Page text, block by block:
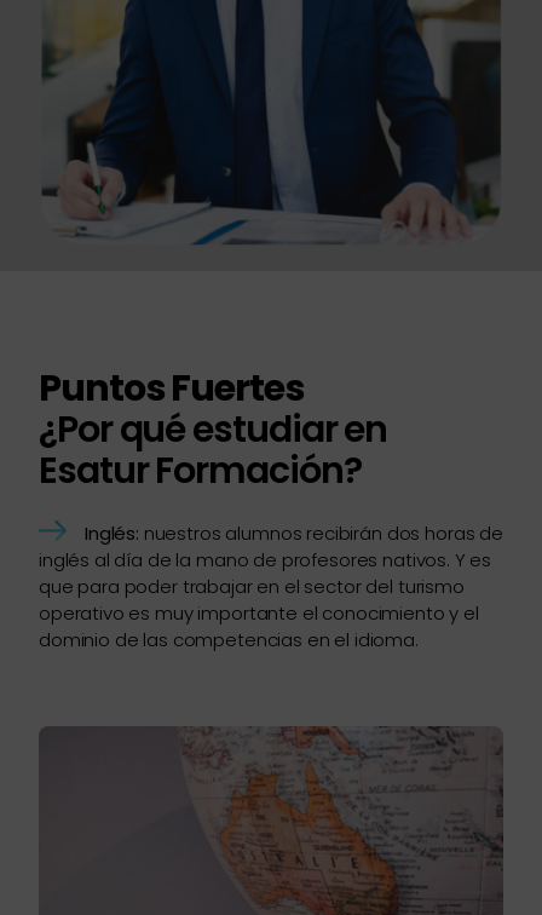
Puntos Fuertes
¿Por qué estudiar en
Esatur Formación?
Inglés: nuestros alumnos recibirán dos horas de
inglés al día de la mano de profesores nativos. Y es
que para poder trabajar en el sector del turismo
operativo es muy importante el conocimiento y el
dominio de las competencias en el idioma.